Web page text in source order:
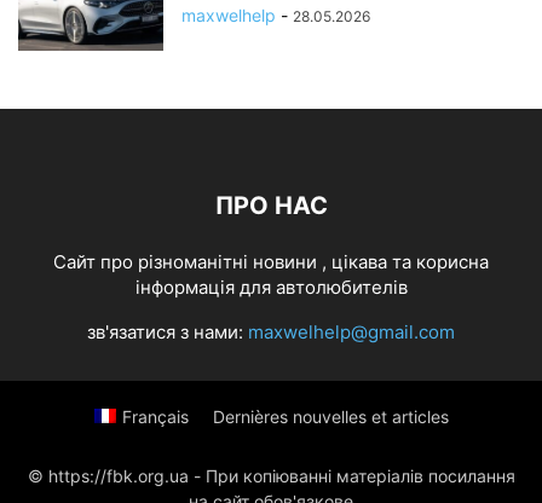
maxwelhelp - 28.05.2026
ПРО НАС
Cайт про різноманітні новини , цікава та корисна
інформація для автолюбителів
зв'язатися з нами: maxwelhelp@gmail.com
Français Dernières nouvelles et articles
© https://fbk.org.ua - При копіюванні матеріалів посилання